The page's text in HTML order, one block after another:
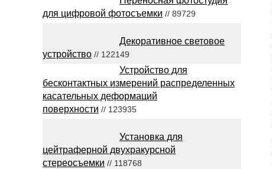
для цифровой фотосъемки // 89729
Декоративное световое
устройство // 122149
Устройство для
бесконтактных измерений распределенных
касательных деформаций
поверхности // 123935
Установка для
цейтраферной двухракурсной
стереосъемки // 118768